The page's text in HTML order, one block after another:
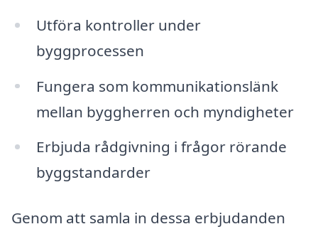
Utföra kontroller under
byggprocessen
Fungera som kommunikationslänk
mellan byggherren och myndigheter
Erbjuda rådgivning i frågor rörande
byggstandarder
Genom att samla in dessa erbjudanden